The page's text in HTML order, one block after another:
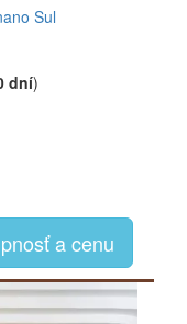
Sul
dní)
a cenu